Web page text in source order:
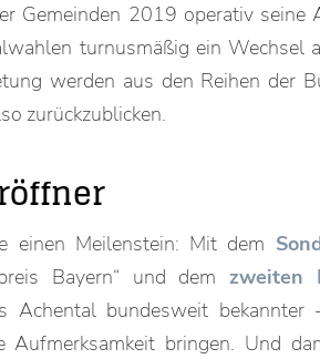
Gemeinden 2019 operativ seine
turnusmäßig ein Wechsel
werden aus den Reihen der
zurückzublicken.
einen Meilenstein: Mit dem
Bayern“ und dem zweiten
Achental bundesweit bekannter
Aufmerksamkeit bringen. Und